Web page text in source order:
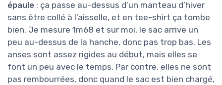
épaule : ça passe au-dessus d’un manteau d’hiver
sans être collé à l’aisselle, et en tee-shirt ça tombe
bien. Je mesure 1m68 et sur moi, le sac arrive un
peu au-dessus de la hanche, donc pas trop bas. Les
anses sont assez rigides au début, mais elles se
font un peu avec le temps. Par contre, elles ne sont
pas rembourrées, donc quand le sac est bien chargé,